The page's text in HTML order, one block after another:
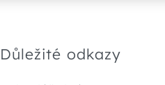
Důležité odkazy